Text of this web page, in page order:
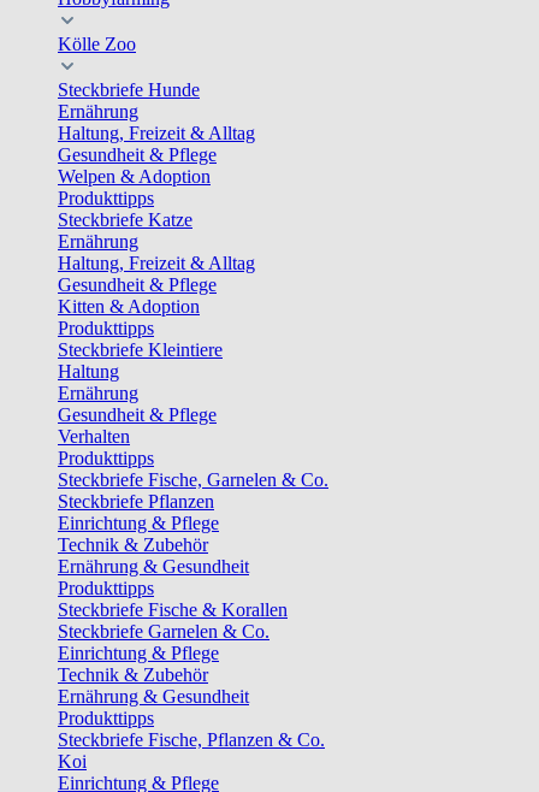
Kölle Zoo
Steckbriefe Hunde
Ernährung
Haltung, Freizeit & Alltag
Gesundheit & Pflege
Welpen & Adoption
Produkttipps
Steckbriefe Katze
Ernährung
Haltung, Freizeit & Alltag
Gesundheit & Pflege
Kitten & Adoption
Produkttipps
Steckbriefe Kleintiere
Haltung
Ernährung
Gesundheit & Pflege
Verhalten
Produkttipps
Steckbriefe Fische, Garnelen & Co.
Steckbriefe Pflanzen
Einrichtung & Pflege
Technik & Zubehör
Ernährung & Gesundheit
Produkttipps
Steckbriefe Fische & Korallen
Steckbriefe Garnelen & Co.
Einrichtung & Pflege
Technik & Zubehör
Ernährung & Gesundheit
Produkttipps
Steckbriefe Fische, Pflanzen & Co.
Koi
Einrichtung & Pflege